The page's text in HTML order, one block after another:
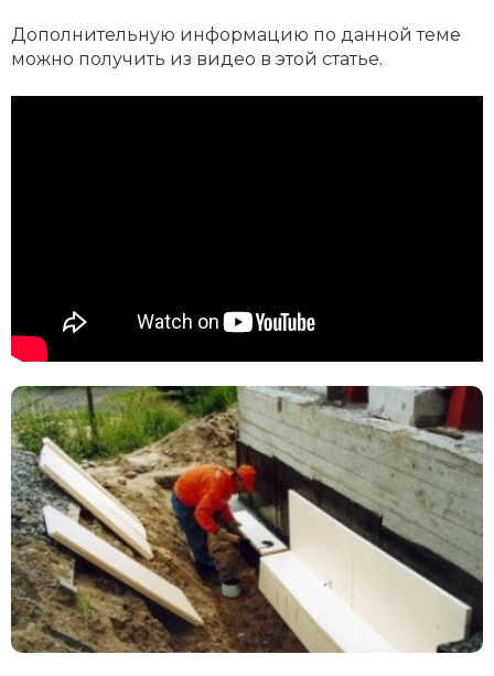
Дополнительную информацию по данной теме
можно получить из видео в этой статье.